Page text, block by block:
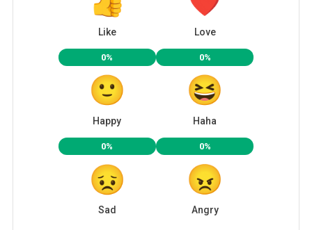
Like Love
0%
Happy
0%
Haha
0%
Sad
0%
Angry